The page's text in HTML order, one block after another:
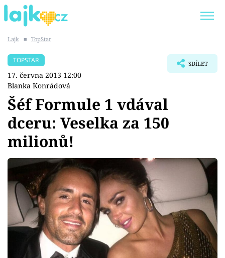
SHOPAHOLICADEL
Témata
Showbyznys
Youtubeři
Virály
Sex a vztahy
Videa
Lajk ■ TopStar
TOPSTAR
17. června 2013 12:00
Blanka Konrádová
SDÍLET
Šéf Formule 1 vdával
dceru: Veselka za 150
milionů!